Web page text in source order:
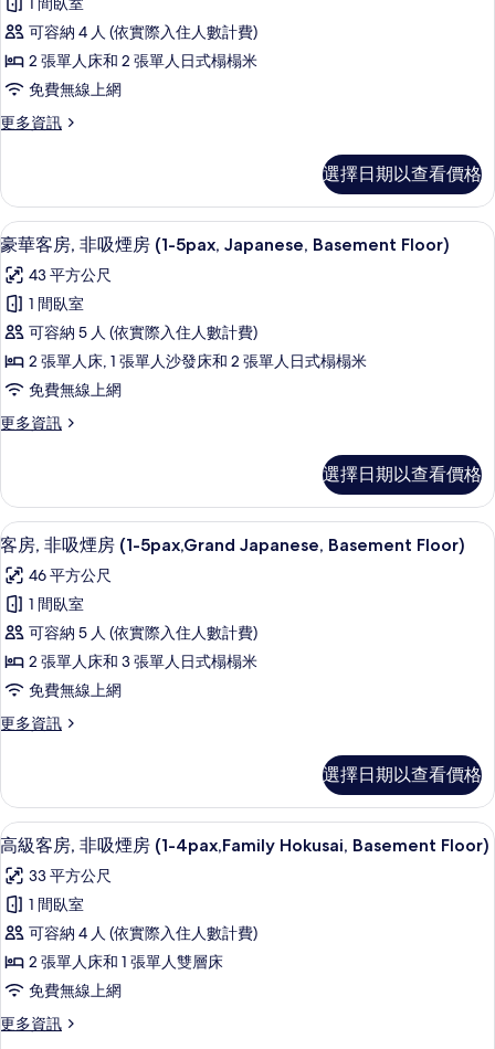
Floor)
的
所
有
相
(1-
3pax,Family
Hokusai,
Basement
Floor)
的
級
客
房,
吸
房
(Japanese
Hokusai,
Basement
Floor)
的
所
有
片
可容納 4 人 (依實際入住人數計費)
2 張單人床和 2 張單人日式榻榻米
免費無線上網
更多資訊
更
客
房,
非
煙
房
(Japanese
Hokusai,
Basement
Floor)
的
詳
選擇日期以查看價格
顯
示
豪
華
客
房,
吸
房
(1-
5pax,
Japanese,
Basement
Floor)
的
所
有
相
豪華客房, 非吸煙房 (1-5pax,
8
豪華客房, 非吸煙房 (1-5pax, Japanese, Basement Floor)
43 平方公尺
1 間臥室
可容納 5 人 (依實際入住人數計費)
2 張單人床, 1 張單人沙發床和 2 張單人日式榻榻米
免費無線上網
更多資訊
更
客
房,
非
煙
房
(1-
5pax,
Japanese,
Basement
Floor)
的
選擇日期以查看價格
顯
示
客
房,
非
吸
房
5pax,Grand
Japanese,
Basement
Floor)
的
所
有
相
片
客房, 非吸煙房 (1-5pax,Grand
9
客房, 非吸煙房 (1-5pax,Grand Japanese, Basement Floor)
46 平方公尺
1 間臥室
可容納 5 人 (依實際入住人數計費)
2 張單人床和 3 張單人日式榻榻米
免費無線上網
更多資訊
更
非
吸
煙
(1-
5pax,Grand
Japanese,
Basement
Floor)
的
詳
情
選擇日期以查看價格
顯
示
高
級
客
房,
吸
高級客房, 非吸煙房 (1-4pax,Family
6
高級客房, 非吸煙房 (1-4pax,Family Hokusai, Basement Floor)
33 平方公尺
1 間臥室
可容納 4 人 (依實際入住人數計費)
2 張單人床和 1 張單人雙層床
免費無線上網
更多資訊
更